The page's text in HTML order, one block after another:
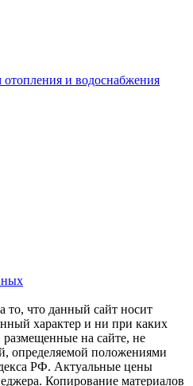
и водоснабжения
что данный сайт носит
характер и ни при каких
на сайте, не
определяемой положениями
РФ. Актуальные цены
Копирование материалов